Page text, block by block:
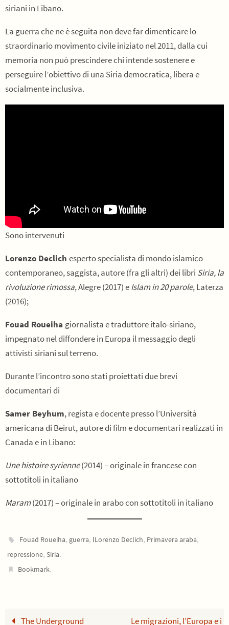
siriani in Libano.
La guerra che ne è seguita non deve far dimenticare lo
straordinario movimento civile iniziato nel 2011, dalla cui
memoria non può prescindere chi intende sostenere e
perseguire l’obiettivo di una Siria democratica, libera e
socialmente inclusiva.
Sono intervenuti
Lorenzo Declich esperto specialista di mondo islamico
contemporaneo, saggista, autore (fra gli altri) dei libri Siria, la
rivoluzione rimossa, Alegre (2017) eIslam in 20 parole, Laterza
(2016);
Fouad Roueiha giornalista e traduttore italo-siriano,
impegnato nel diffondere in Europa il messaggio degli
attivisti siriani sul terreno.
Durante l’incontro sono stati proiettati due brevi
documentari di
Samer Beyhum, regista e docente presso l’Università
americana di Beirut, autore di film e documentari realizzati in
Canada e in Libano:
Une histoire syrienne(2014) – originale in francese con
sottotitoli in italiano
Maram(2017) – originale in arabo con sottotitoli in italiano
Fouad Roueiha, guerra, lLorenzo Declich, Primavera araba,
repressione, Siria.
Bookmark.
The Underground Le migrazioni, l’Europa e i